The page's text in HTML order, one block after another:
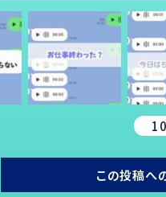
この投稿へ